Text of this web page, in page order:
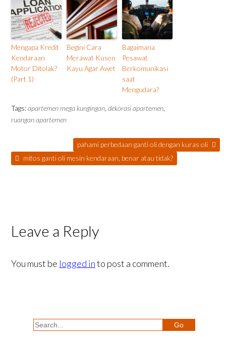
Mengapa Kredit
Kendaraan
Motor Ditolak?
(Part 1)
Begini Cara
Merawat Kusen
Kayu Agar Awet
Bagaimana
Pesawat
Berkomunikasi
saat
Mengudara?
Tags:apartemen mega kungingan, dekorasi apartemen,
ruangan apartemen
pahami perbedaan ganti oli dengan kuras oli
mitos ganti oli mesin kendaraan, benar atau tidak?
Leave a Reply
You must be logged into post a comment.